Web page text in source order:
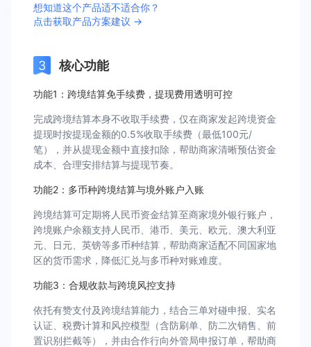
想知道这个产品适不适合你？
点击获取产品方案建议 →
核心功能
功能1：跨境结算免手续费，提现费用透明可控
完成跨境结算本身不收取手续费，仅在商家发起跨境资金
提现时按提现金额的0.5%收取手续费（最低100元/
笔），并从提现金额中直接扣除，帮助商家清晰预估资金
成本、合理安排结算与提现节奏。
功能2：多币种跨境结算与境外账户入账
跨境结算可定期将人民币资金结算至商家境外银行账户，
跨境账户余额支持人民币、港币、美元、欧元、澳大利亚
元、日元、英镑等多币种结算，帮助商家适配不同国家地
区的货币需求，降低汇兑与多币种对账难度。
功能3：合规收款与跨境风控支持
依托有赞支付及跨境结算能力，结合三单对碰申报、实名
认证、税费计算和风控模型（含防刷单、防二次销售、前
置识别拦截等），并由合作行向外管局申报订单，帮助商